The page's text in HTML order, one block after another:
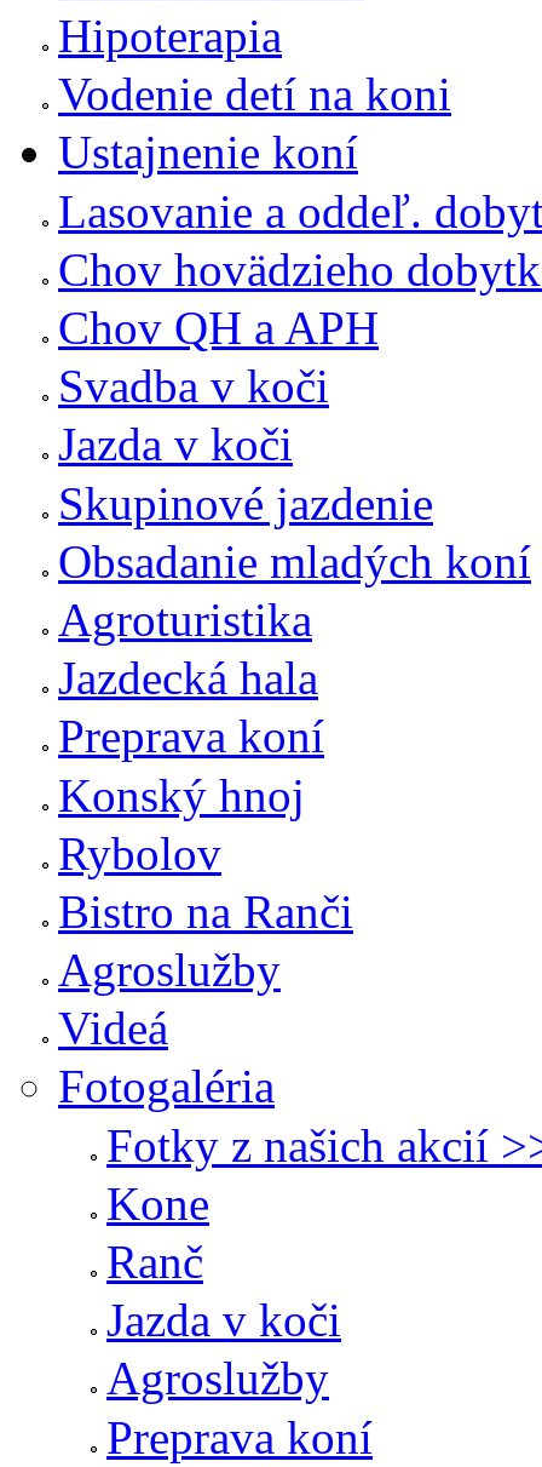
Hipoterapia
Vodenie detí na koni
Ustajnenie koní
Lasovanie a oddeľ.
Chov hovädzieho
Chov QH a APH
Svadba v koči
Jazda v koči
Skupinové jazdenie
Obsadanie mladých koní
Agroturistika
Jazdecká hala
Preprava koní
Konský hnoj
Rybolov
Bistro na Ranči
Agroslužby
Videá
Fotogaléria
Fotky z našich akcií
Kone
Ranč
Jazda v koči
Agroslužby
Preprava koní